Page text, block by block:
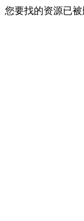
您要找的资源已